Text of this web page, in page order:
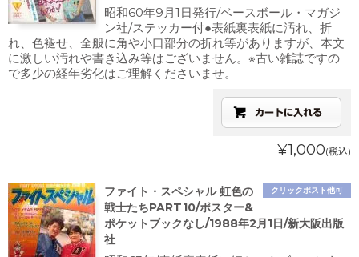
昭和60年9月1日発行/ベースボール・マガジ
ン社/ステッカー付●表紙裏表紙に汚れ、折
れ、色褪せ、全般に角や小口部分の折れ等がありますが、本文
に激しい汚れや書き込み等はございません。※古い雑誌ですの
で多少の経年劣化はご理解くださいませ。
¥1,000(税込)
クリックポスト他可
ファイト・スペシャル 虹色の
戦士たちPART10/ポスター&
ポケットブックなし/1988年2月1日/新大阪出版
社